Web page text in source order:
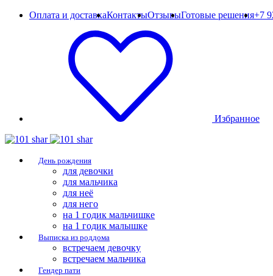
Оплата и доставкаКонтактыОтзывыГотовые решения+7
Избранное
День рождения
для девочки
для мальчика
для неё
для него
на 1 годик мальчишке
на 1 годик малышке
Выписка из роддома
встречаем девочку
встречаем мальчика
Гендер пати